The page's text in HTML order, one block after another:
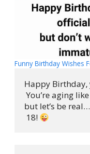
Funny Birthday Wishes
Happy Birthday,
You’re aging
but let’s be
18!